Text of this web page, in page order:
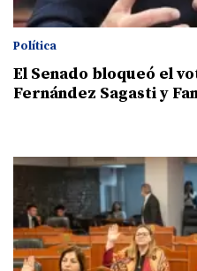
Política
El Senado bloqueó el
Fernández Sagasti y